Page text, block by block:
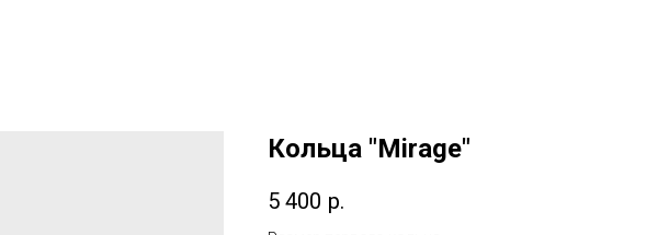
Кольца "Mirage"
5 400 р.